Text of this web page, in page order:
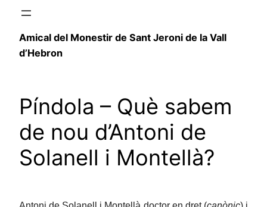
Amical del Monestir de Sant Jeroni de la Vall
d’Hebron
Píndola – Què sabem
de nou d’Antoni de
Solanell i Montellà?